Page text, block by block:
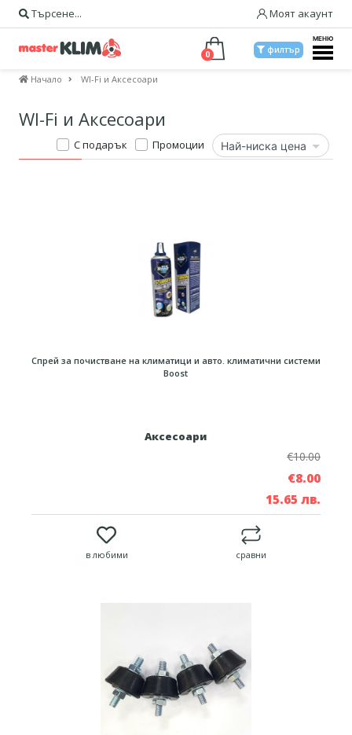
Търсене... Моят акаунт
0 филтър
МЕНЮ
Начало WI-Fi и Аксесоари
WI-Fi и Аксесоари
С подарък Промоции
Спрей за почистване на климатици и авто. климатични системи
Boost
Аксесоари
€10.00
€8.00
15.65 лв.
в любими сравни